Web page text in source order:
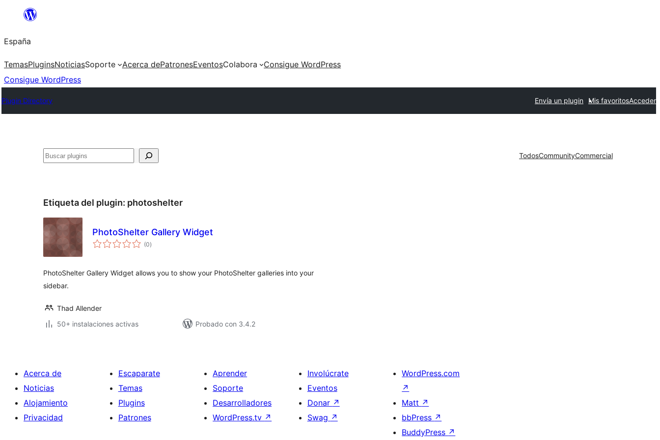
Saltar
contenido
España
TemasPluginsNoticiasSoporte Acerca dePatronesEventosColabora
Consigue WordPress
Consigue WordPress
Plugin Directory Envía un plugin Mis favoritosAcceder
Buscar TodosCommunityCommercial
Etiqueta del plugin: photoshelter
PhotoShelter Gallery Widget
(0valoraciones
en
)
PhotoShelter Gallery Widget allows you to show your PhotoShelter galleries into your
sidebar.
Thad Allender
50+ instalaciones activas
Probado con 3.4.2
Acerca de
Noticias
Alojamiento
Privacidad
Escaparate
Temas
Plugins
Patrones
Aprender
Soporte
Desarrolladores
WordPress.tv ↗
Involúcrate
Eventos
Donar ↗
Swag ↗
WordPress.com
↗
Matt ↗
bbPress ↗
BuddyPress ↗